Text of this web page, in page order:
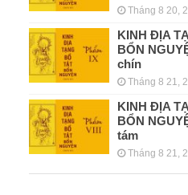
Tháng 8 20,
KINH ÐỊA
BỔN
chín
Tháng 8 21,
KINH ÐỊA
BỔN
tám
Tháng 8 21,